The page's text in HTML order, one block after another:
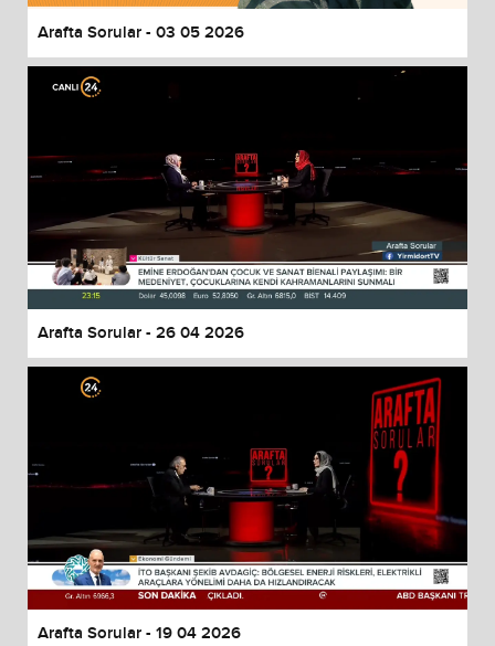
Arafta Sorular - 03 05 2026
Arafta Sorular - 26 04 2026
Arafta Sorular - 19 04 2026